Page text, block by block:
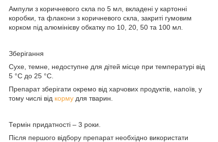
Ампули з коричневого скла по 5 мл, вкладені у картонні
коробки, та флакони з коричневого скла, закриті гумовим
корком під алюмінієву обкатку по 10, 20, 50 та 100 мл.
Зберігання
Сухе, темне, недоступне для дітей місце при температурі від
5 °С до 25 °С.
Препарат зберігати окремо від харчових продуктів, напоїв, у
тому числі від корму для тварин.
Термін придатності – 3 роки.
Після першого відбору препарат необхідно використати